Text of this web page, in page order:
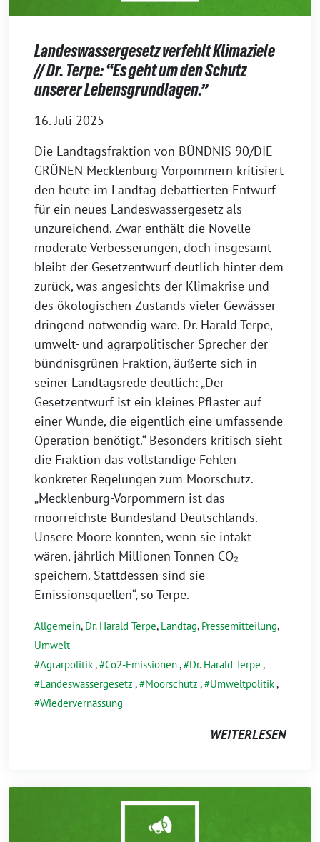
Landeswassergesetz verfehlt Klimaziele
// Dr. Terpe: “Es geht um den Schutz
unserer Lebensgrundlagen.”
16. Juli 2025
Die Landtagsfraktion von BÜNDNIS 90/DIE
GRÜNEN Mecklenburg-Vorpommern kritisiert
den heute im Landtag debattierten Entwurf
für ein neues Landeswassergesetz als
unzureichend. Zwar enthält die Novelle
moderate Verbesserungen, doch insgesamt
bleibt der Gesetzentwurf deutlich hinter dem
zurück, was angesichts der Klimakrise und
des ökologischen Zustands vieler Gewässer
dringend notwendig wäre. Dr. Harald Terpe,
umwelt- und agrarpolitischer Sprecher der
bündnisgrünen Fraktion, äußerte sich in
seiner Landtagsrede deutlich: „Der
Gesetzentwurf ist ein kleines Pflaster auf
einer Wunde, die eigentlich eine umfassende
Operation benötigt.“ Besonders kritisch sieht
die Fraktion das vollständige Fehlen
konkreter Regelungen zum Moorschutz.
„Mecklenburg-Vorpommern ist das
moorreichste Bundesland Deutschlands.
Unsere Moore könnten, wenn sie intakt
wären, jährlich Millionen Tonnen CO₂
speichern. Stattdessen sind sie
Emissionsquellen“, so Terpe.
Allgemein, Dr. Harald Terpe, Landtag, Pressemitteilung,
Umwelt
Agrarpolitik, Co2-Emissionen, Dr. Harald Terpe ,
Landeswassergesetz , Moorschutz , Umweltpolitik,
Wiedervernässung
WEITERLESEN